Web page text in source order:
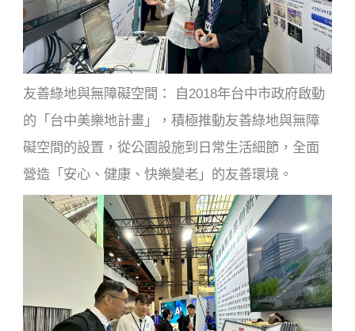
友善綠地與無障礙空間： 自2018年台中市政府啟動
的「台中美樂地計畫」，積極推動友善綠地與無障
礙空間的設置，從公園設施到日常生活細節，全面
營造「安心、健康、快樂變老」的友善環境。